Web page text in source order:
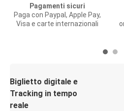
Pagamenti sicuri
Paga con Paypal, Apple Pay,
Visa e carte internazionali
Biglietto digitale e
Tracking in tempo
reale